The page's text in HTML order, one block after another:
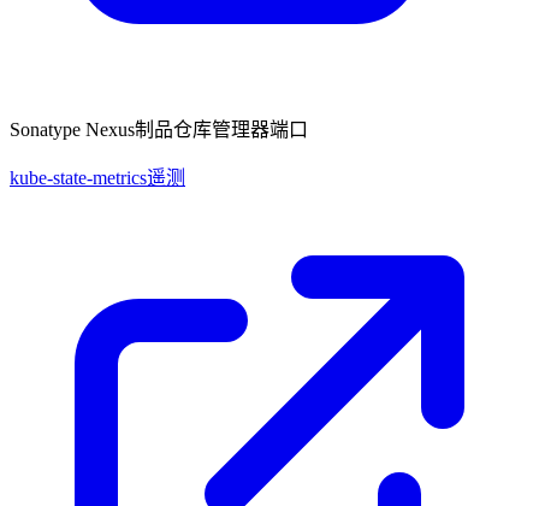
Sonatype Nexus制品仓库管理器端口
kube-state-metrics遥测